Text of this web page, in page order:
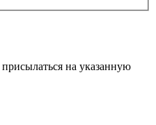
на указанную